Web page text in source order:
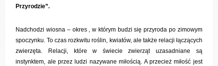
Przyrodzie”.
Nadchodzi wiosna – okres , w którym budzi się przyroda po zimowym
spoczynku. To czas rozkwitu roślin, kwiatów, ale także relacji łączących
zwierzęta. Relacji, które w świecie zwierząt uzasadniane są
instynktem, ale przez ludzi nazywane miłością. A przecież miłość jest